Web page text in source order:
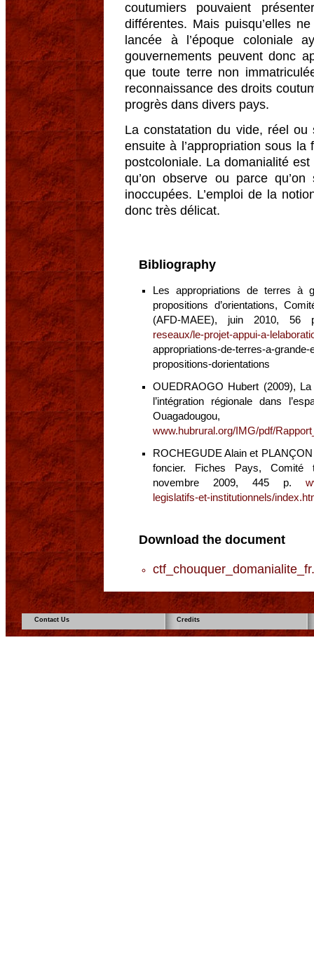
coutumiers pouvaient
différentes. Mais puisqu’elles
lancée à l’époque
gouvernements peuvent donc
que toute terre non
reconnaissance des droits
progrès dans divers pays.
La constatation du vide, réel ou
ensuite à l’appropriation sous
postcoloniale. La domanialité
qu’on observe ou parce
inoccupées. L’emploi de la
donc très délicat.
Bibliography
Les appropriations de terres à
propositions d’orientations,
(AFD-MAEE), juin 2010,
reseaux/le-projet-appui-a-
appropriations-de-terres-a-
propositions-dorientations
OUEDRAOGO Hubert (2009),
l’intégration régionale dans
www.hubrural.org/IMG/pdf/
ROCHEGUDE Alain et
foncier. Fiches Pays, Comité
novembre 2009, 445 p.
legislatifs-et-institutionnels/
Download the document
Contact Us Credits